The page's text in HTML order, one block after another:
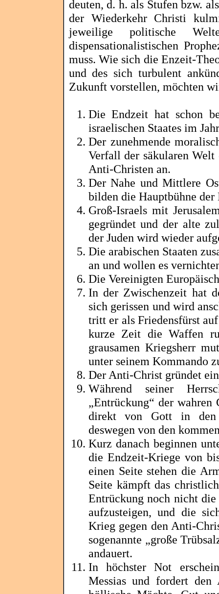
deuten, d. h. als Stufen bzw.
der Wiederkehr Christi
jeweilige politische
dispensationalistischen
muss. Wie sich dieEnzeit-
und des sich turbulent
Zukunft vorstellen, möchten
Die Endzeit hat schon
israelischen Staates im
Der zunehmende
Verfall der säkularen Welt
Anti-Christen an.
Der Nahe und Mittlere
bilden die Hauptbühne der
Groß-Israels mit
gegründet und der alte
der Juden wird wieder
Die arabischen Staaten
an und wollen es
Die Vereinigten
In der Zwischenzeit hat
sich gerissen und wird
tritt er als Friedensfürst
kurze Zeit die Waffen
grausamen Kriegsherr
unter seinem Kommando
Der Anti-Christ gründet
Während seiner
„Entrückung“ der wahren
direkt von Gott in den
deswegen von den
Kurz danach beginnen
die Endzeit-Kriege von
einen Seite stehen die
Seite kämpft das
Entrückung noch nicht
aufzusteigen, und die
Krieg gegen den Anti-
sogenannte „große
andauert.
In höchster Not
Messias und fordert den